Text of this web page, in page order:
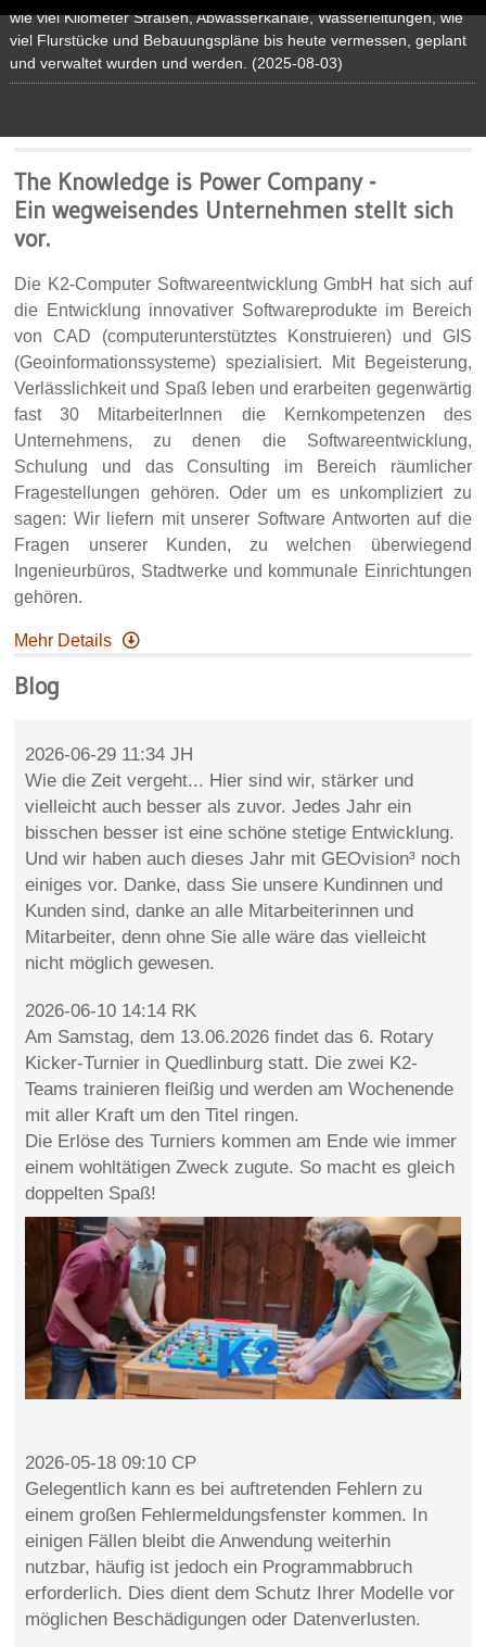
verfügbar" einen Blick in die nähere Zukunft werfen. (2026-02-11)
topografische Unterschiede auf einen Blick erkennen. (2025-10-21)
wie viel Kilometer Straßen, Abwasserkanäle, Wasserleitungen, wie
viel Flurstücke und Bebauungspläne bis heute vermessen, geplant
und verwaltet wurden und werden. (2025-08-03)
The Knowledge is Power Company -
Ein wegweisendes Unternehmen stellt sich
vor.
Die K2-Computer Softwareentwicklung GmbH hat sich auf
die Entwicklung innovativer Softwareprodukte im Bereich
von CAD (computerunterstütztes Konstruieren) und GIS
(Geoinformationssysteme) spezialisiert. Mit Begeisterung,
Verlässlichkeit und Spaß leben und erarbeiten gegenwärtig
fast 30 MitarbeiterInnen die Kernkompetenzen des
Unternehmens, zu denen die Softwareentwicklung,
Schulung und das Consulting im Bereich räumlicher
Fragestellungen gehören. Oder um es unkompliziert zu
sagen: Wir liefern mit unserer Software Antworten auf die
Fragen unserer Kunden, zu welchen überwiegend
Ingenieurbüros, Stadtwerke und kommunale Einrichtungen
gehören.
Mehr Details
Blog
2026-06-29 11:34 JH
Wie die Zeit vergeht... Hier sind wir, stärker und
vielleicht auch besser als zuvor. Jedes Jahr ein
bisschen besser ist eine schöne stetige Entwicklung.
Und wir haben auch dieses Jahr mit GEOvision³ noch
einiges vor. Danke, dass Sie unsere Kundinnen und
Kunden sind, danke an alle Mitarbeiterinnen und
Mitarbeiter, denn ohne Sie alle wäre das vielleicht
nicht möglich gewesen.
2026-06-10 14:14 RK
Am Samstag, dem 13.06.2026 findet das 6. Rotary
Kicker-Turnier in Quedlinburg statt. Die zwei K2-
Teams trainieren fleißig und werden am Wochenende
mit aller Kraft um den Titel ringen.
Die Erlöse des Turniers kommen am Ende wie immer
einem wohltätigen Zweck zugute. So macht es gleich
doppelten Spaß!
2026-05-18 09:10 CP
Gelegentlich kann es bei auftretenden Fehlern zu
einem großen Fehlermeldungsfenster kommen. In
einigen Fällen bleibt die Anwendung weiterhin
nutzbar, häufig ist jedoch ein Programmabbruch
erforderlich. Dies dient dem Schutz Ihrer Modelle vor
möglichen Beschädigungen oder Datenverlusten.